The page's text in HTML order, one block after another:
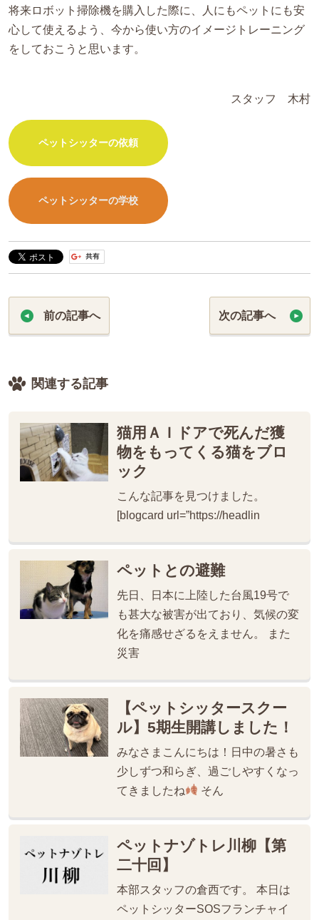
将来ロボット掃除機を購入した際に、人にもペットにも安
心して使えるよう、今から使い方のイメージトレーニング
をしておこうと思います。
スタッフ 木村
ペットシッターの依頼
ペットシッターの学校
前の記事へ 次の記事へ
関連する記事
猫用ＡＩドアで死んだ獲
物をもってくる猫をブロ
ック
こんな記事を見つけました。
[blogcard url=”https://headlin
ペットとの避難
先日、日本に上陸した台風19号で
も甚大な被害が出ており、気候の変
化を痛感せざるをえません。 また
災害
【ペットシッタースクー
ル】5期生開講しました！
みなさまこんにちは！日中の暑さも
少しずつ和らぎ、過ごしやすくなっ
てきましたね
そん
ペットナゾトレ川柳【第
二十回】
本部スタッフの倉西です。 本日は
ペットシッターSOSフランチャイ